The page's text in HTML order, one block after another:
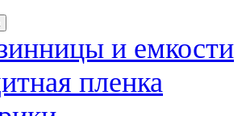
и емкости
пленка